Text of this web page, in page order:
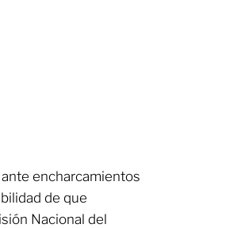
encharcamientos
de que
Nacional del